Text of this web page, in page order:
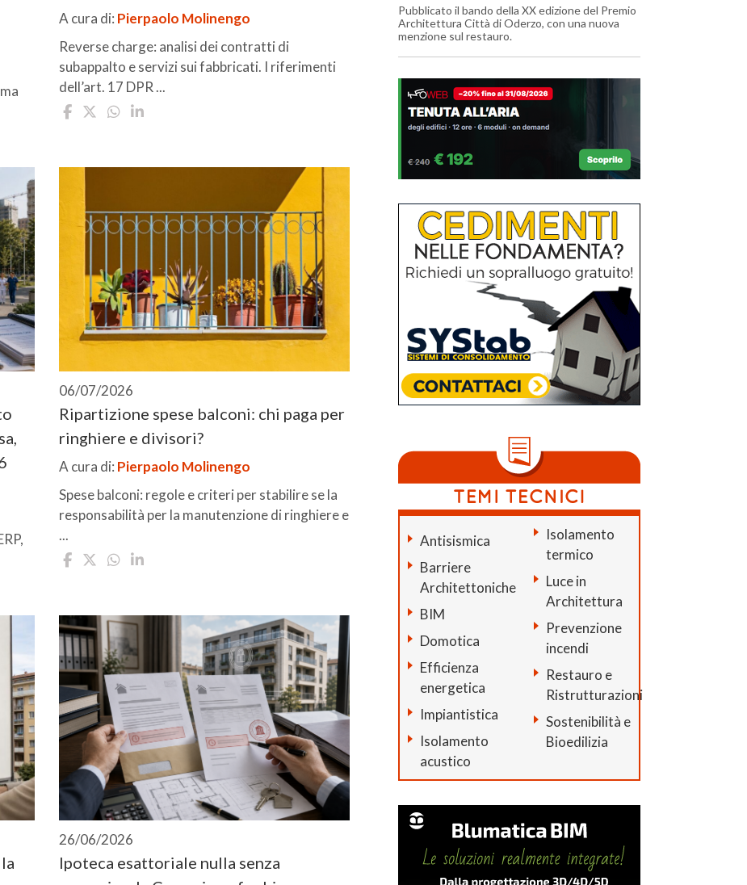
A cura di: Pierpaolo Molinengo
Reverse charge: analisi dei contratti di
subappalto e servizi sui fabbricati. I riferimenti
dell’art. 17 DPR ...
06/07/2026
Ripartizione spese balconi: chi paga per
ringhiere e divisori?
A cura di: Pierpaolo Molinengo
Spese balconi: regole e criteri per stabilire se la
responsabilità per la manutenzione di ringhiere e
...
26/06/2026
Ipoteca esattoriale nulla senza
Pubblicato il bando della XX edizione del Premio
Architettura Città di Oderzo, con una nuova
menzione sul restauro.
Antisismica
Barriere
Architettoniche
BIM
Domotica
Efficienza
energetica
Impiantistica
Isolamento
acustico
Isolamento
termico
Luce in
Architettura
Prevenzione
incendi
Restauro e
Ristrutturazioni
Sostenibilità e
Bioedilizia